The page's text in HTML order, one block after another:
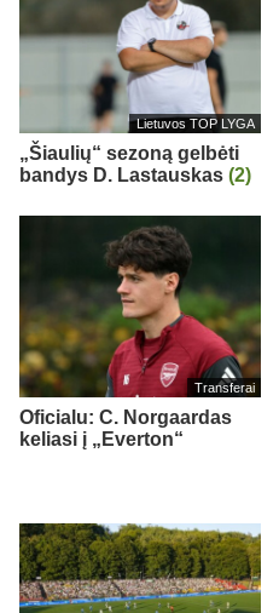
Lietuvos TOP LYGA
„Šiaulių“ sezoną gelbėti
bandys D. Lastauskas (2)
Transferai
Oficialu: C. Norgaardas
keliasi į „Everton“